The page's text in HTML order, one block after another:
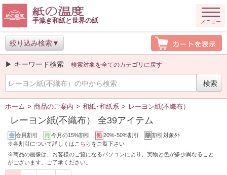
手漉き和紙と世界の紙 メニュー
絞り込み検索
▶ キーワード検索 検索対象を全てのカテゴリに戻す
ホーム > 商品のご案内 > 和紙･和紙系 > レーヨン紙(不織布）
レーヨン紙(不織布） 全39アイテム
会員割引 今月の15%割引 20%-50%割引
割引対象外
※各割引について詳しくは こちらをご覧下さい
※商品の画像は、お客様のご覧になるパソコンにより、実物と色が多少異なること
がございます。ご了承ください。